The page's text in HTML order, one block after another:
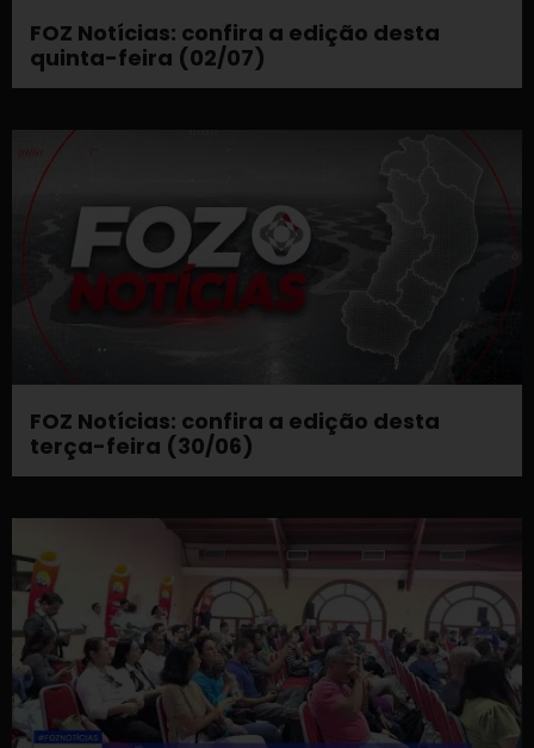
FOZ Notícias: confira a edição desta
quinta-feira (02/07)
FOZ Notícias: confira a edição desta
terça-feira (30/06)